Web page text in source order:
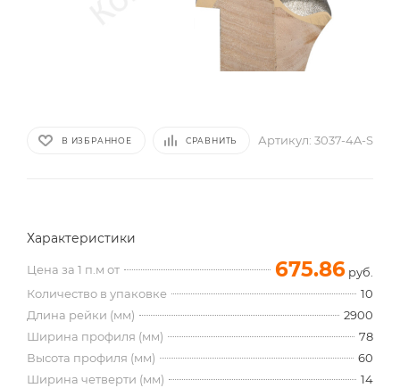
В ИЗБРАННОЕ СРАВНИТЬ Артикул: 3037-4A-S
Характеристики
Цена за 1 п.м от 675.86 руб.
Количество в упаковке
10
Длина рейки (мм)
2900
Ширина профиля (мм)
78
Высота профиля (мм)
60
Ширина четверти (мм)
14